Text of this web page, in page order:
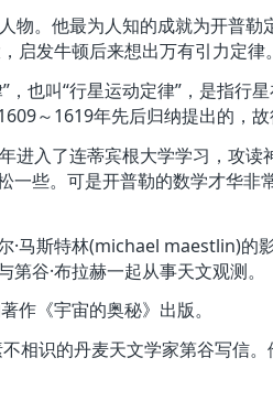
。他最为人知的成就为开普勒
启发牛顿后来想出万有引力定律。
也叫“行星运动定律”，是指行
～1619年先后归纳提出的，故
入了连蒂宾根大学学习，攻读
一些。可是开普勒的数学才华
斯特林(michael maestlin)的
谷·布拉赫一起从事天文观测。
《宇宙的奥秘》出版。
识的丹麦天文学家第谷写信。